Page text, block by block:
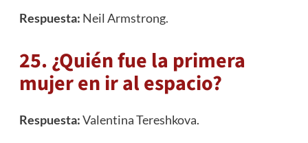
Respuesta: Neil Armstrong.
25. ¿Quién fue la primera
mujer en ir al espacio?
Respuesta:Valentina Tereshkova.